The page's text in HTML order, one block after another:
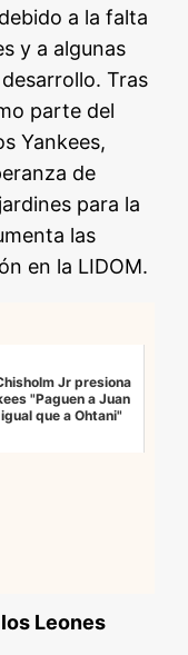
a la falta
y a algunas
Tras
parte del
Yankees,
de
para la
las
en la LIDOM.
Jr presiona
"Paguen a Juan
que a Ohtani"
Leones